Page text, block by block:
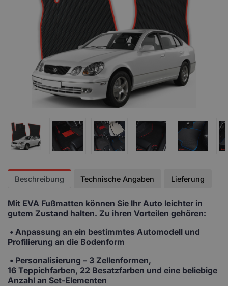
Beschreibung Technische Angaben Lieferung
Mit EVA Fußmatten können Sie Ihr Auto leichter in
gutem Zustand halten. Zu ihren Vorteilen gehören:
• Anpassung an ein bestimmtes Automodell und
Profilierung an die Bodenform
• Personalisierung – 3 Zellenformen,
16 Teppichfarben, 22 Besatzfarben und eine beliebige
Anzahl an Set-Elementen